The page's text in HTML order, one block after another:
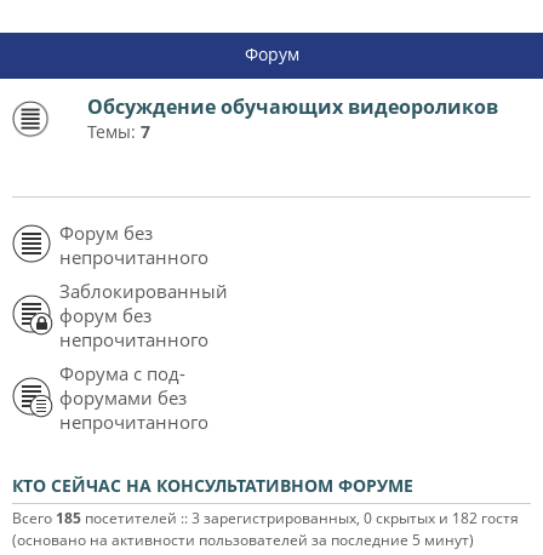
Форум
Обсуждение обучающих видеороликов
Темы: 7
Форум без
непрочитанного
Заблокированный
форум без
непрочитанного
Форума с под-
форумами без
непрочитанного
КТО СЕЙЧАС НА КОНСУЛЬТАТИВНОМ ФОРУМЕ
Всего 185 посетителей :: 3 зарегистрированных, 0 скрытых и 182 гостя
(основано на активности пользователей за последние 5 минут)